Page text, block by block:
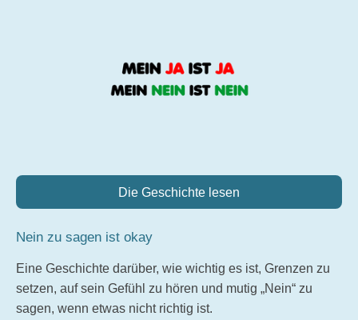
Die Geschichte lesen
Nein zu sagen ist okay
Eine Geschichte darüber, wie wichtig es ist, Grenzen zu
setzen, auf sein Gefühl zu hören und mutig „Nein“ zu
sagen, wenn etwas nicht richtig ist.